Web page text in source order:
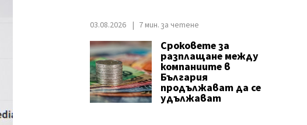
03.08.2026 7 мин. за четене
Сроковете за
разплащане между
компаниите в
България
продължават да се
удължават